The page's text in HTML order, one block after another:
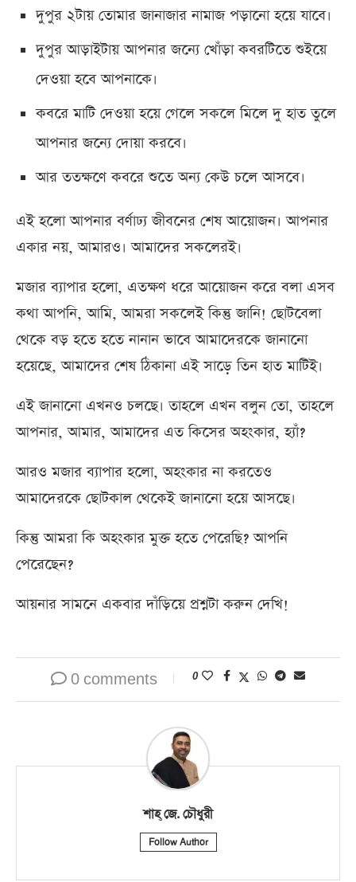
দুপুর ২টায় তোমার জানাজার নামাজ পড়ানো হয়ে যাবে।
দুপুর আড়াইটায় আপনার জন্যে খোঁড়া কবরটিতে শুইয়ে
দেওয়া হবে আপনাকে।
কবরে মাটি দেওয়া হয়ে গেলে সকলে মিলে দু হাত তুলে
আপনার জন্যে দোয়া করবে।
আর ততক্ষণে কবরে শুতে অন্য কেউ চলে আসবে।
এই হলো আপনার বর্ণাঢ্য জীবনের শেষ আয়োজন। আপনার
একার নয়, আমারও। আমাদের সকলেরই।
মজার ব্যাপার হলো, এতক্ষণ ধরে আয়োজন করে বলা এসব
কথা আপনি, আমি, আমরা সকলেই কিন্তু জানি! ছোটবেলা
থেকে বড় হতে হতে নানান ভাবে আমাদেরকে জানানো
হয়েছে, আমাদের শেষ ঠিকানা এই সাড়ে তিন হাত মাটিই।
এই জানানো এখনও চলছে। তাহলে এখন বলুন তো, তাহলে
আপনার, আমার, আমাদের এত কিসের অহংকার, হ্যাঁ?
আরও মজার ব্যাপার হলো, অহংকার না করতেও
আমাদেরকে ছোটকাল থেকেই জানানো হয়ে আসছে।
কিন্তু আমরা কি অহংকার মুক্ত হতে পেরেছি? আপনি
পেরেছেন?
আয়নার সামনে একবার দাঁড়িয়ে প্রশ্নটা করুন দেখি!
0 comments 0
শাহ্‌ জে. চৌধুরী
Follow Author